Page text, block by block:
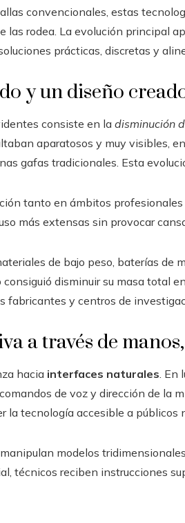
convencionales, estas
las rodea. La evolución principal
prácticas, discretas y
y un diseño
consiste en la disminución
aparatosos y muy visibles,
gafas tradicionales. Esta
tanto en ámbitos profesionales
más extensas sin provocar
de bajo peso, baterías de
disminuir su masa total
fabricantes y centros de
a través de
hacia interfaces naturales .
de voz y dirección de la
la tecnología accesible a públicos
modelos
técnicos reciben instrucciones